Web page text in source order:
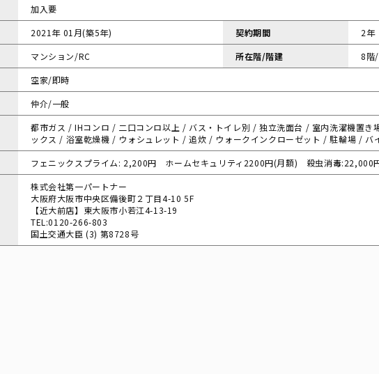
加入要
2021年 01月(築5年) 契約期間
2年
マンション/RC 所在階/階建
8階
空家/即時
仲介/一般
都市ガス / IHコンロ / 二口コンロ以上 / バス・トイレ別 / 独立洗面台 / 室内洗濯機置
ックス / 浴室乾燥機 / ウォシュレット / 追炊 / ウォークインクローゼット / 駐輪場 / バ
フェニックスプライム: 2,200円 ホームセキュリティ2200円(月額) 殺虫消毒:22,000
株式会社第一パートナー
大阪府大阪市中央区備後町２丁目4-10 5F
【近大前店】東大阪市小若江4-13-19
TEL:0120-266-803
国土交通大臣 (3) 第8728号